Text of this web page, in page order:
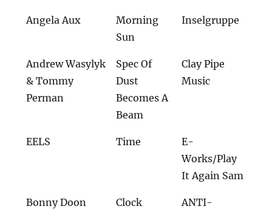
Angela Aux
Morning
Sun
Inselgruppe
Andrew Wasylyk
& Tommy
Perman
Spec Of
Dust
Becomes A
Beam
Clay Pipe
Music
EELS Time
E-
Works/Play
It Again Sam
Bonny Doon
Clock
ANTI-